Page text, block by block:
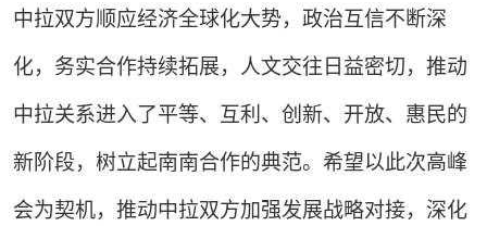
中拉双方顺应经济全球化大势，政治互信不断深
化，务实合作持续拓展，人文交往日益密切，推动
中拉关系进入了平等、互利、创新、开放、惠民的
新阶段，树立起南南合作的典范。希望以此次高峰
会为契机，推动中拉双方加强发展战略对接，深化